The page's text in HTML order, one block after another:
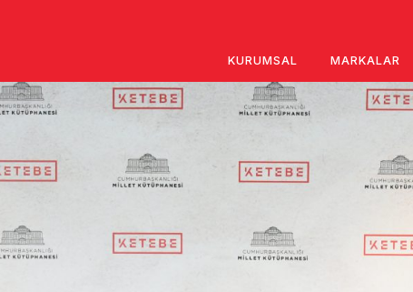
KURUMSAL MARKALAR